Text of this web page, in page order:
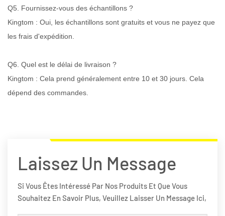
Q5. Fournissez-vous des échantillons ?
Kingtom : Oui, les échantillons sont gratuits et vous ne payez que
les frais d'expédition.
Q6. Quel est le délai de livraison ?
Kingtom : Cela prend généralement entre 10 et 30 jours. Cela
dépend des commandes.
Laissez Un Message
Si Vous Êtes Intéressé Par Nos Produits Et Que Vous
Souhaitez En Savoir Plus, Veuillez Laisser Un Message Ici,